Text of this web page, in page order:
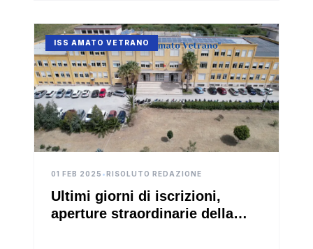
ISS AMATO VETRANO
01 FEB 2025 •RISOLUTO REDAZIONE
Ultimi giorni di iscrizioni,
aperture straordinarie della